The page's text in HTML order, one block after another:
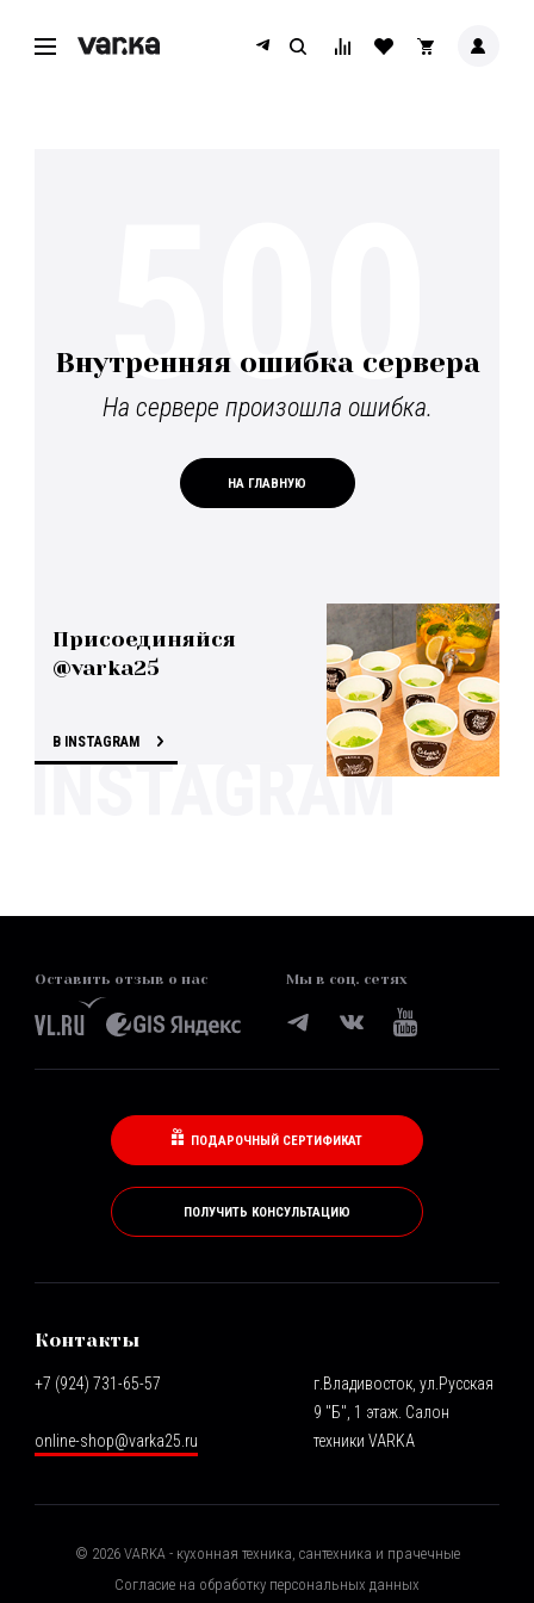
Внутренняя ошибка сервера
На сервере произошла ошибка.
НА ГЛАВНУЮ
500
Присоединяйся
@varka25
В INSTAGRAM
Оставить отзыв о нас Мы в соц. сетях
ПОДАРОЧНЫЙ СЕРТИФИКАТ
ПОЛУЧИТЬ КОНСУЛЬТАЦИЮ
Контакты
+7 (924) 731-65-57
online-shop@varka25.ru
г.Владивосток, ул.Русская
9 "Б", 1 этаж. Салон
техники VARKA
© 2026VARKA - кухонная техника, сантехника и прачечные
Согласие на обработку персональных данных